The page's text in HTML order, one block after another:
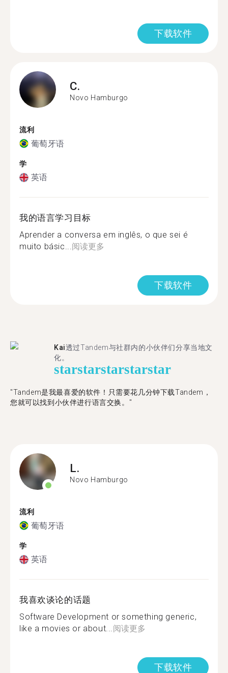
下载软件
C.
Novo Hamburgo
流利
葡萄牙语
学
英语
我的语言学习目标
Aprender a conversa em inglês, o que sei é
muito básic...阅读更多
下载软件
Kai透过Tandem与社群内的小伙伴们分享当地文
化。
starstarstarstarstar
"Tandem是我最喜爱的软件！只需要花几分钟下载Tandem，
您就可以找到小伙伴进行语言交换。"
L.
Novo Hamburgo
流利
葡萄牙语
学
英语
我喜欢谈论的话题
Software Development or something generic,
like a movies or about...阅读更多
下载软件